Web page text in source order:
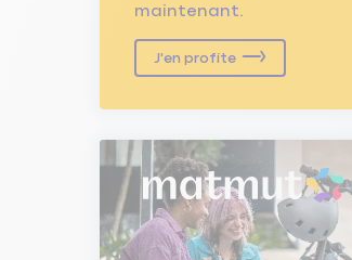
maintenant.
J'en profite